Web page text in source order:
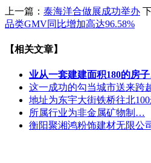
上一篇： 泰海洋合做展成功举办
品类GMV同比增加高达96.58%
【相关文章】
业从一套建建面积180的房子
这一成功的勾当城市送来跨
地址为东宇大街铁桥往北
所属行业为非金属矿物制…
衡阳聚湘鸿粉饰建材无限公